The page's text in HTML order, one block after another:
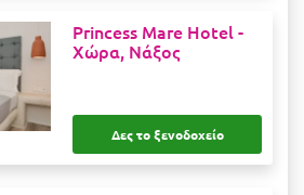
Princess Mare Hotel -
Χώρα, Νάξος
Δες το ξενοδοχείο